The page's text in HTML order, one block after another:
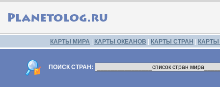
КАРТЫ МИРА КАРТЫ ОКЕАНОВ КАРТЫ СТРАН
ПОИСК СТРАН: